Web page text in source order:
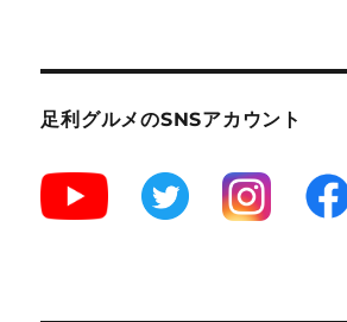
武
崎
線
足利グルメのSNSアカウント